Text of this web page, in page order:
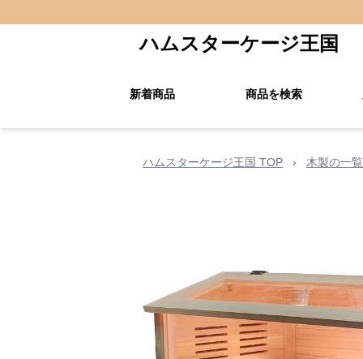
ハムスターケージ王国
新着商品 商品を検索
ハムスターケージ王国 TOP › 木製の一覧